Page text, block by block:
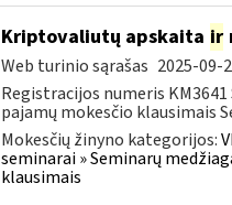
Kriptovaliutų apskaita ir
Web turinio sąrašas 2025-09-
Registracijos numeris
pajamų mokesčio klausimais
Mokesčių žinyno kategorijos:
seminarai » Seminarų
klausimais